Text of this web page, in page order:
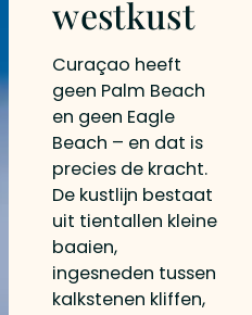
westkust
Curaçao heeft
geen Palm Beach
en geen Eagle
Beach – en dat is
precies de kracht.
De kustlijn bestaat
uit tientallen kleine
baaien,
ingesneden tussen
kalkstenen kliffen,